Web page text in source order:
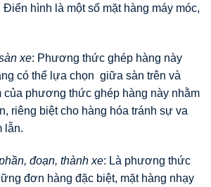
hình là một số mặt hàng máy móc,
xe: Phương thức ghép hàng này
có thể lựa chọn giữa sàn trên và
phương thức ghép hàng này nhằm
riêng biệt cho hàng hóa tránh sự va
lẫn.
đoạn, thành xe: Là phương thức
đơn hàng đặc biệt, mặt hàng nhạy